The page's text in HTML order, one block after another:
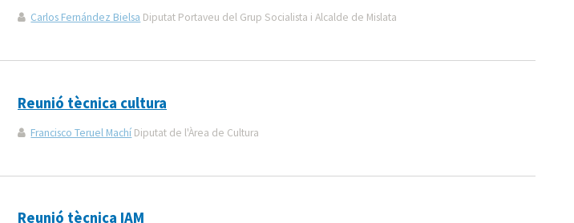
Carlos Fernández Bielsa Diputat Portaveu del Grup Socialista i Alcalde de Mislata
Reunió tècnica cultura
Francisco Teruel Machí Diputat de l'Àrea de Cultura
Reunió tècnica IAM